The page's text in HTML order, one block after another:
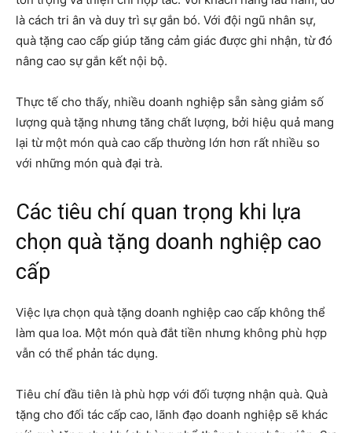
là cách tri ân và duy trì sự gắn bó. Với đội ngũ nhân sự,
quà tặng cao cấp giúp tăng cảm giác được ghi nhận, từ đó
nâng cao sự gắn kết nội bộ.
Thực tế cho thấy, nhiều doanh nghiệp sẵn sàng giảm số
lượng quà tặng nhưng tăng chất lượng, bởi hiệu quả mang
lại từ một món quà cao cấp thường lớn hơn rất nhiều so
với những món quà đại trà.
Các tiêu chí quan trọng khi lựa
chọn quà tặng doanh nghiệp cao
cấp
Việc lựa chọn quà tặng doanh nghiệp cao cấp không thể
làm qua loa. Một món quà đắt tiền nhưng không phù hợp
vẫn có thể phản tác dụng.
Tiêu chí đầu tiên là phù hợp với đối tượng nhận quà. Quà
tặng cho đối tác cấp cao, lãnh đạo doanh nghiệp sẽ khác